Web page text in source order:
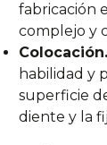
fabricación
complejo y
Colocación.
habilidad y
superficie
diente y la